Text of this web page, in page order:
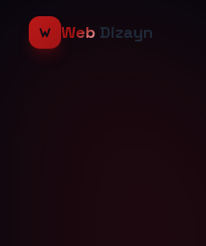
Web Dizayn